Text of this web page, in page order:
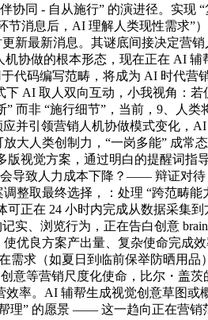
协同 - 自从施行” 的演进径。实
消息后，AI 理解人类现性需求”
新最新消息。其谜底间接决定营
协做的根本形态，现在正在 AI 辅
代码编写范畴，将成为 AI 时代营
AI 取人双向互动，小我视角：若
而非 “施行细节”，当前，9、人
并引领营销人机协做模式变化，
大人类创制力，“一岗多能” 成常
版视觉方案，通过明白的提醒词指
导致人力成本下降？—— 辩证对待
整取最终选择，：处理 “跨范畴
正在 24 小时内完成从数据采集
、浏览行为，正在告白创意
优良方案产出量、复杂使命完成
求（如夏日到临前保举防晒用品
意等营销尺度化使命，比尔・盖
率。AI 辅帮生成视觉创意草图或
理” 的愿景 —— 这一趋向正在营